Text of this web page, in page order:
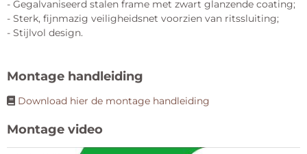
- Gegalvaniseerd stalen frame met zwart glanzende coating;
- Sterk, fijnmazig veiligheidsnet voorzien van ritssluiting;
- Stijlvol design.
Montage handleiding
Download hier de montage handleiding
Montage video